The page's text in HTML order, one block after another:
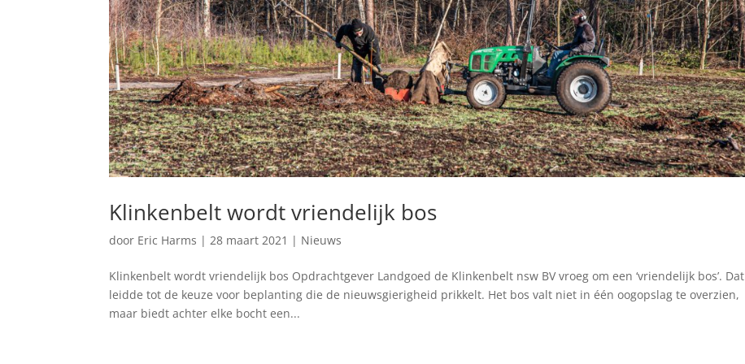
Klinkenbelt wordt vriendelijk bos
door Eric Harms |28 maart 2021 | Nieuws
Klinkenbelt wordt vriendelijk bos Opdrachtgever Landgoed de Klinkenbelt nsw BV vroeg om een ‘vriendelijk bos’. Dat
leidde tot de keuze voor beplanting die de nieuwsgierigheid prikkelt. Het bos valt niet in één oogopslag te overzien,
maar biedt achter elke bocht een...